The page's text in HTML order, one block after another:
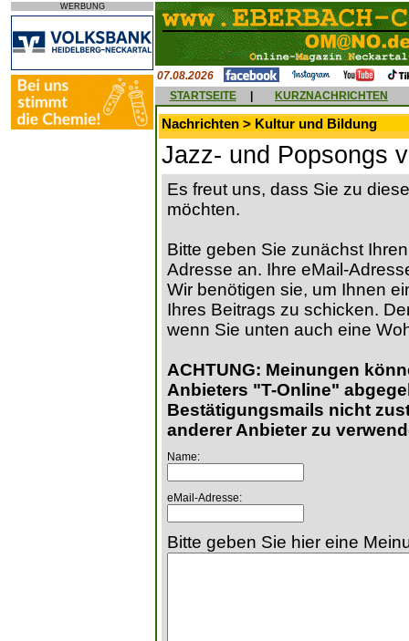
WERBUNG
07.08.2026
STARTSEITE
KURZNACHRICHTEN
Nachrichten > Kultur und Bildung
Jazz- und Popsongs
Es freut uns, dass Sie zu
möchten.
Bitte geben Sie zunächst
Adresse an. Ihre eMail-
Wir benötigen sie, um Ihnen
Ihres Beitrags zu schicken.
wenn Sie unten auch eine
ACHTUNG: Meinungen
Anbieters "T-Online"
Bestätigungsmails nicht
anderer Anbieter zu
Name:
eMail-Adresse:
Bitte geben Sie hier eine